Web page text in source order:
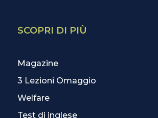
SCOPRI DI PIÙ
Magazine
3 Lezioni Omaggio
Welfare
Test di inglese